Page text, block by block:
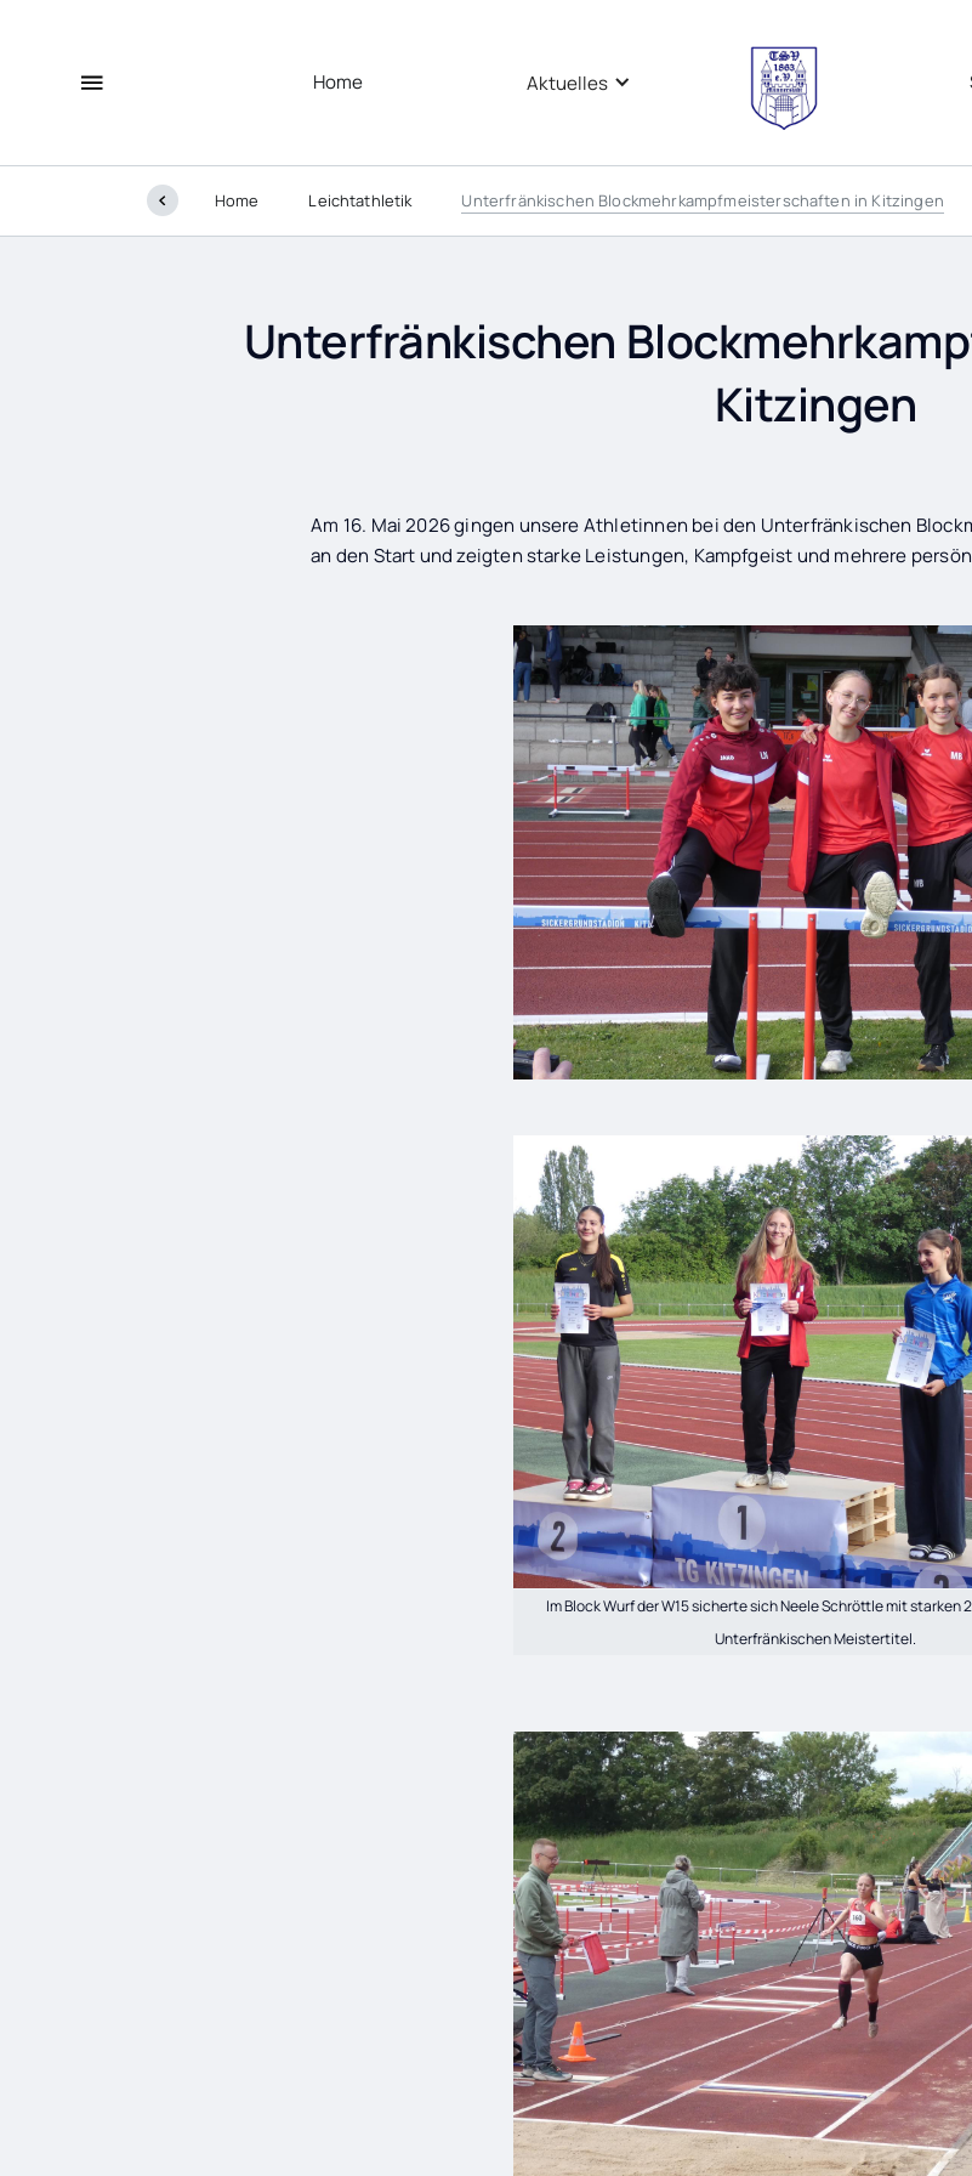
Home Aktuelles
Home Leichtathletik Unterfränkischen Blockmehrkampfmeisterschaften in Kitzingen
Unterfränkischen
Kitzingen
Am 16. Mai 2026 gingen unsere Athletinnen bei den Unterfränkischen
an den Start und zeigten starke Leistungen, Kampfgeist und mehrere
Im Block Wurf der W15 sicherte sich Neele Schröttle mit starken
Unterfränkischen Meistertitel.